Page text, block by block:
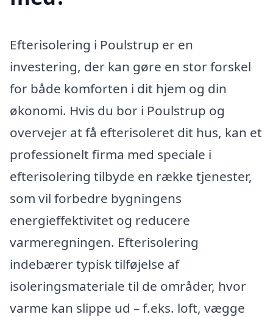
Efterisolering i Poulstrup er en
investering, der kan gøre en stor forskel
for både komforten i dit hjem og din
økonomi. Hvis du bor i Poulstrup og
overvejer at få efterisoleret dit hus, kan et
professionelt firma med speciale i
efterisolering tilbyde en række tjenester,
som vil forbedre bygningens
energieffektivitet og reducere
varmeregningen. Efterisolering
indebærer typisk tilføjelse af
isoleringsmateriale til de områder, hvor
varme kan slippe ud – f.eks. loft, vægge